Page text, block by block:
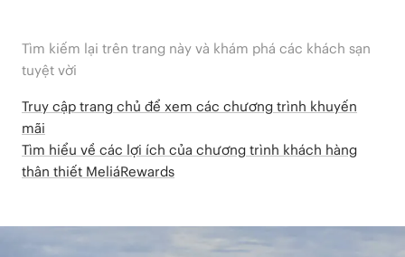
Tìm kiếm lại trên trang này và khám phá các khách sạn
tuyệt vời
Truy cập trang chủ để xem các chương trình khuyến
mãi
Tìm hiểu về các lợi ích của chương trình khách hàng
thân thiết MeliáRewards